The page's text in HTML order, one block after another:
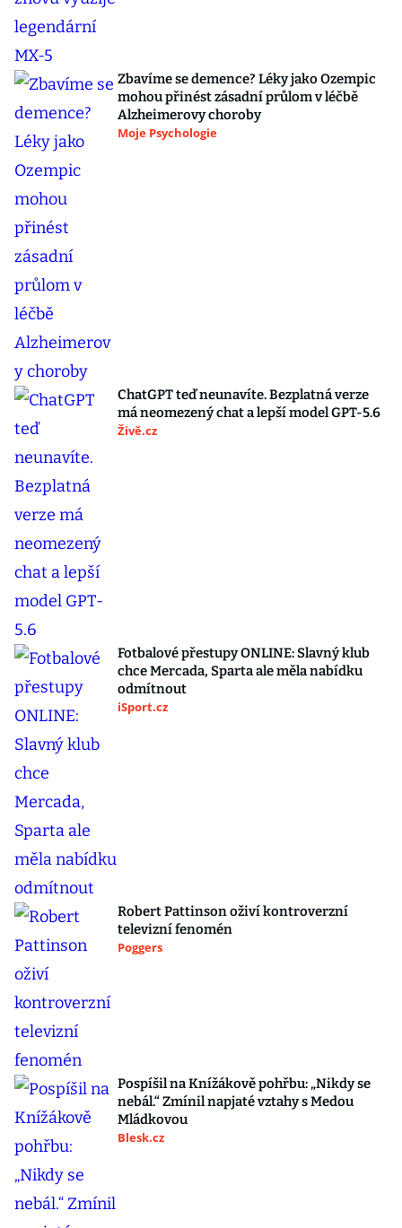
Zbavíme se demence? Léky jako Ozempic
mohou přinést zásadní průlom v léčbě
Alzheimerovy choroby
Moje Psychologie
ChatGPT teď neunavíte. Bezplatná verze
má neomezený chat a lepší model GPT-5.6
Živě.cz
Fotbalové přestupy ONLINE: Slavný klub
chce Mercada, Sparta ale měla nabídku
odmítnout
iSport.cz
Robert Pattinson oživí kontroverzní
televizní fenomén
Poggers
Pospíšil na Knížákově pohřbu: „Nikdy se
nebál.“ Zmínil napjaté vztahy s Medou
Mládkovou
Blesk.cz